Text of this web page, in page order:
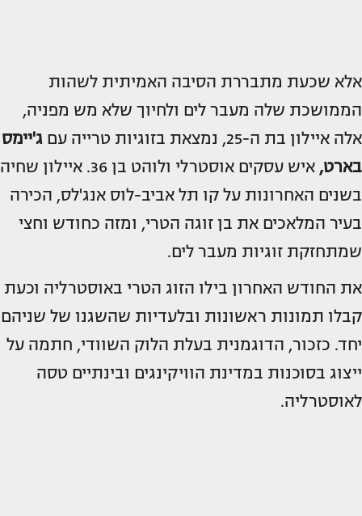
אלא שכעת מתבררת הסיבה האמיתית לשהות
הממושכת שלה מעבר לים ולחיוך שלא מש מפניה,
אלה איילון בת ה-25, נמצאת בזוגיות טרייה עם
ג'יימס
בארט,
איש עסקים אוסטרלי ולוהט בן 36. איילון שחיה
בשנים האחרונות על קו תל אביב-לוס אנג'לס, הכירה
בעיר המלאכים את בן זוגה הטרי, ומזה כחודש וחצי
שמתחזקת זוגיות מעבר לים.
את החודש האחרון בילו הזוג הטרי באוסטרליה וכעת
קבלו תמונות ראשונות ובלעדיות שהשגנו של שניהם
יחד. כזכור, הדוגמנית בעלת הלוק השוודי, חתמה על
ייצוג בסוכנות במדינת הוויקינגים ובינתיים טסה
לאוסטרליה.